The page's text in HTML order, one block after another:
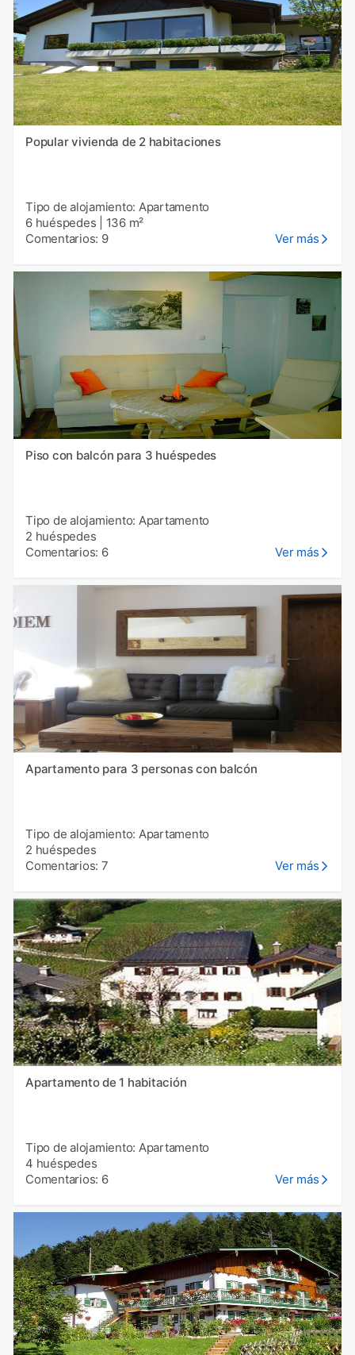
Popular vivienda de 2 habitaciones
Tipo de alojamiento: Apartamento
6 huéspedes
136 m²
Comentarios: 9
Ver más
Piso con balcón para 3 huéspedes
Tipo de alojamiento: Apartamento
2 huéspedes
Comentarios: 6
Ver más
Apartamento para 3 personas con balcón
Tipo de alojamiento: Apartamento
2 huéspedes
Comentarios: 7
Ver más
Apartamento de 1 habitación
Tipo de alojamiento: Apartamento
4 huéspedes
Comentarios: 6
Ver más